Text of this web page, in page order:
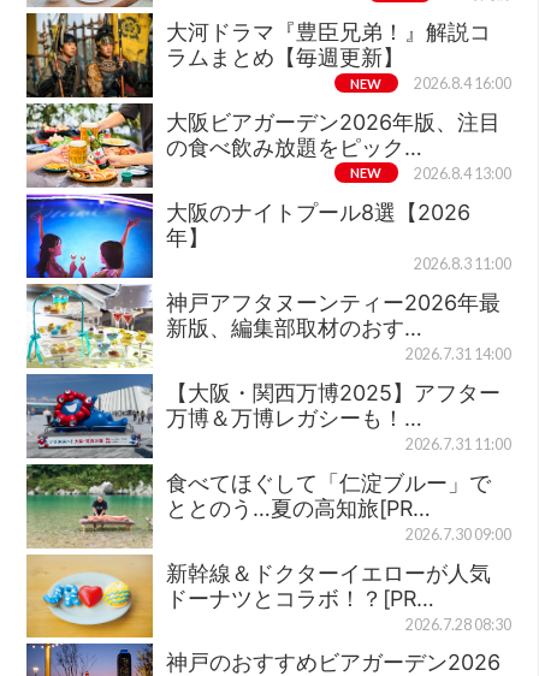
大河ドラマ『豊臣兄弟！』解説コ
ラムまとめ【毎週更新】
NEW 2026.8.4 16:00
大阪ビアガーデン2026年版、注目
の食べ飲み放題をピック…
NEW 2026.8.4 13:00
大阪のナイトプール8選【2026
年】
2026.8.3 11:00
神戸アフタヌーンティー2026年最
新版、編集部取材のおす…
2026.7.31 14:00
【大阪・関西万博2025】アフター
万博＆万博レガシーも！…
2026.7.31 11:00
食べてほぐして「仁淀ブルー」で
ととのう…夏の高知旅[PR…
2026.7.30 09:00
新幹線＆ドクターイエローが人気
ドーナツとコラボ！？[PR…
2026.7.28 08:30
神戸のおすすめビアガーデン2026